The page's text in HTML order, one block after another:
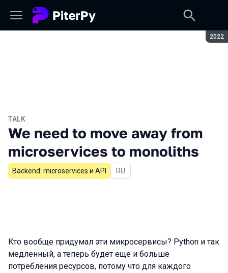
2022
TALK
We need to move away from
microservices to monoliths
Backend: microservices и API In Russian
RU
Кто вообще придумал эти микросервисы? Python и так
медленный, а теперь будет еще и больше
потребления ресурсов, потому что для каждого